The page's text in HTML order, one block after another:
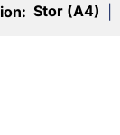
Stor (A4)